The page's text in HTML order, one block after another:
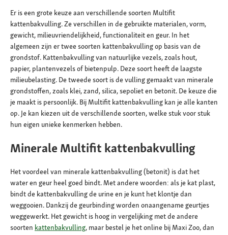
Er is een grote keuze aan verschillende soorten Multifit
kattenbakvulling. Ze verschillen in de gebruikte materialen, vorm,
gewicht, milieuvriendelijkheid, functionaliteit en geur. In het
algemeen zijn er twee soorten kattenbakvulling op basis van de
grondstof. Kattenbakvulling van natuurlijke vezels, zoals hout,
papier, plantenvezels of bietenpulp. Deze soort heeft de laagste
milieubelasting. De tweede soort is de vulling gemaakt van minerale
grondstoffen, zoals klei, zand, silica, sepoliet en betonit. De keuze die
je maakt is persoonlijk. Bij Multifit kattenbakvulling kan je alle kanten
op. Je kan kiezen uit de verschillende soorten, welke stuk voor stuk
hun eigen unieke kenmerken hebben.
Minerale Multifit kattenbakvulling
Het voordeel van minerale kattenbakvulling (betonit) is dat het
water en geur heel goed bindt. Met andere woorden: als je kat plast,
bindt de kattenbakvulling de urine en je kunt het klontje dan
weggooien. Dankzij de geurbinding worden onaangename geurtjes
weggewerkt. Het gewicht is hoog in vergelijking met de andere
soorten kattenbakvulling, maar bestel je het online bij Maxi Zoo, dan